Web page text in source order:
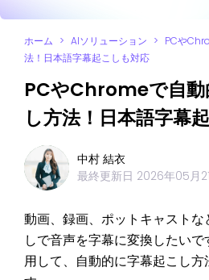
ホーム > AIソリューション > PCや
法！日本語字幕起こしも対応
PCやChromeで自動
し方法！日本語字幕
中村 結衣
最終更新日 2026年05月
動画、録画、ポットキャストな
しで音声を字幕に変換したい
用して、自動的に字幕起こし方